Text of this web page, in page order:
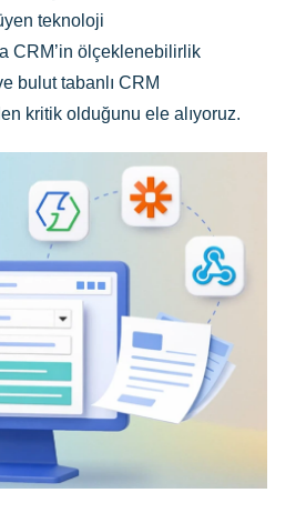
teknoloji
CRM’in ölçeklenebilirlik
bulut tabanlı CRM
kritik olduğunu ele alıyoruz.